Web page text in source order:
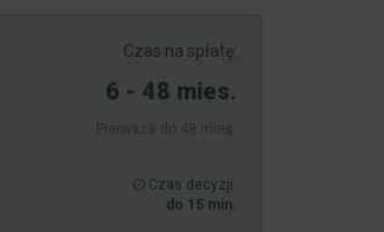
Czas na spłatę:
6 - 48 mies.
Pierwsza do 48 mies.
Czas decyzji:
do 15 min.